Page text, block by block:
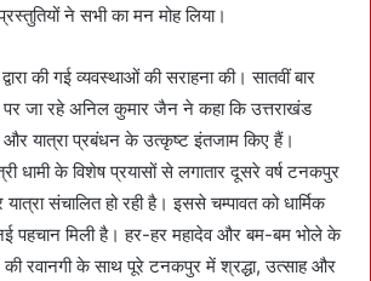
ने सभी का मन मोह लिया।
की गई व्यवस्थाओं की सराहना की। सातवीं बार
पर जा रहे अनिल कुमार जैन ने कहा कि उत्तराखंड
यात्रा प्रबंधन के उत्कृष्ट इंतजाम किए हैं।
धामी के विशेष प्रयासों से लगातार दूसरे वर्ष टनकपुर
संचालित हो रही है। इससे चम्पावत को धार्मिक
पहचान मिली है। हर-हर महादेव और बम-बम भोले के
रवानगी के साथ पूरे टनकपुर में श्रद्धा, उत्साह और